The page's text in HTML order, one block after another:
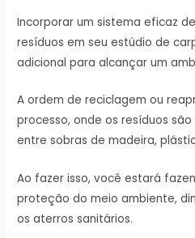
Incorporar um sistema eficaz
resíduos em seu estúdio de
adicional para alcançar um
A ordem de reciclagem ou
processo, onde os resíduos
entre sobras de madeira,
Ao fazer isso, você estará
proteção do meio ambiente,
os aterros sanitários.